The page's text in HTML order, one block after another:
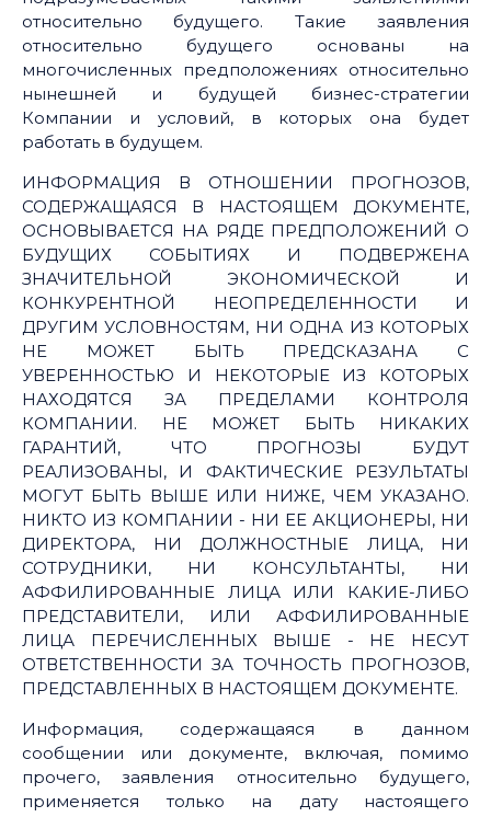
относительно будущего. Такие заявления
относительно будущего основаны на
многочисленных предположениях относительно
нынешней и будущей бизнес-стратегии
Компании и условий, в которых она будет
работать в будущем.
ИНФОРМАЦИЯ В ОТНОШЕНИИ ПРОГНОЗОВ,
СОДЕРЖАЩАЯСЯ В НАСТОЯЩЕМ ДОКУМЕНТЕ,
ОСНОВЫВАЕТСЯ НА РЯДЕ ПРЕДПОЛОЖЕНИЙ О
БУДУЩИХ СОБЫТИЯХ И ПОДВЕРЖЕНА
ЗНАЧИТЕЛЬНОЙ ЭКОНОМИЧЕСКОЙ И
КОНКУРЕНТНОЙ НЕОПРЕДЕЛЕННОСТИ И
ДРУГИМ УСЛОВНОСТЯМ, НИ ОДНА ИЗ КОТОРЫХ
НЕ МОЖЕТ БЫТЬ ПРЕДСКАЗАНА С
УВЕРЕННОСТЬЮ И НЕКОТОРЫЕ ИЗ КОТОРЫХ
НАХОДЯТСЯ ЗА ПРЕДЕЛАМИ КОНТРОЛЯ
КОМПАНИИ. НЕ МОЖЕТ БЫТЬ НИКАКИХ
ГАРАНТИЙ, ЧТО ПРОГНОЗЫ БУДУТ
РЕАЛИЗОВАНЫ, И ФАКТИЧЕСКИЕ РЕЗУЛЬТАТЫ
МОГУТ БЫТЬ ВЫШЕ ИЛИ НИЖЕ, ЧЕМ УКАЗАНО.
НИКТО ИЗ КОМПАНИИ - НИ ЕЕ АКЦИОНЕРЫ, НИ
ДИРЕКТОРА, НИ ДОЛЖНОСТНЫЕ ЛИЦА, НИ
СОТРУДНИКИ, НИ КОНСУЛЬТАНТЫ, НИ
АФФИЛИРОВАННЫЕ ЛИЦА ИЛИ КАКИЕ-ЛИБО
ПРЕДСТАВИТЕЛИ, ИЛИ АФФИЛИРОВАННЫЕ
ЛИЦА ПЕРЕЧИСЛЕННЫХ ВЫШЕ - НЕ НЕСУТ
ОТВЕТСТВЕННОСТИ ЗА ТОЧНОСТЬ ПРОГНОЗОВ,
ПРЕДСТАВЛЕННЫХ В НАСТОЯЩЕМ ДОКУМЕНТЕ.
Информация, содержащаяся в данном
сообщении или документе, включая, помимо
прочего, заявления относительно будущего,
применяется только на дату настоящего